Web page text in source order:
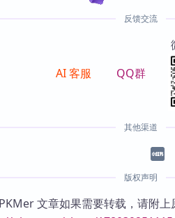
反馈交流
AI 客服 QQ群
其他渠道
版权声明
文章如果需要转载，请附上